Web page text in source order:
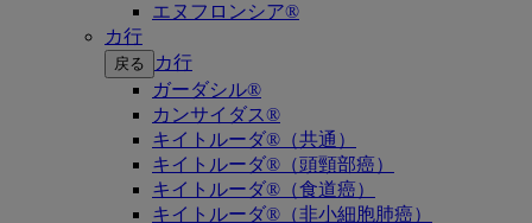
エヌフロンシア®
カ行
戻る
カ行
ガーダシル®
カンサイダス®
キイトルーダ®（共通）
キイトルーダ®（頭頸部癌）
キイトルーダ®（食道癌）
キイトルーダ®（非小細胞肺癌）